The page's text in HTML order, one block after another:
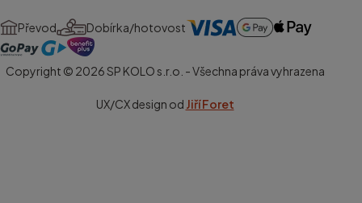
Převod Dobírka/hotovost
Copyright © 2026 SP KOLO s.r.o. - Všechna práva vyhrazena
UX/CX design od Jiří Foret